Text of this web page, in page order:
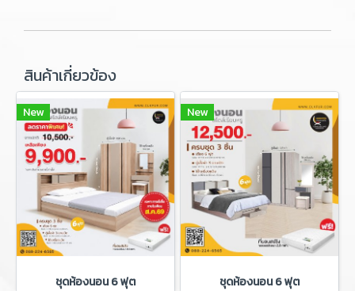
สินค้าเกี่ยวข้อง
New
ชุดห้องนอน 6 ฟุต
New
ชุดห้องนอน 6 ฟุต